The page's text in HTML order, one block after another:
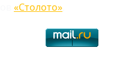
«Столото»